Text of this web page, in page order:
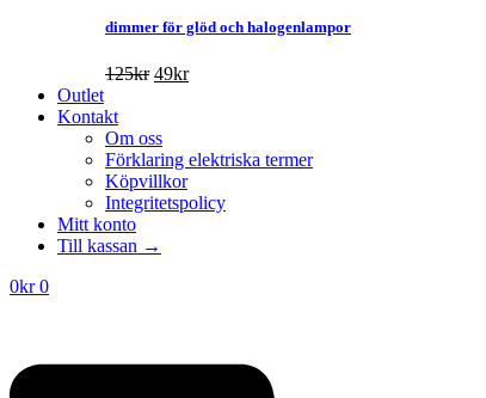
dimmer för glöd och halogenlampor
125kr Det
var:
125kr.
49krDet
49kr.
Outlet
Kontakt
Om oss
Förklaring elektriska termer
Köpvillkor
Integritetspolicy
Mitt konto
Till kassan →
0kr 0